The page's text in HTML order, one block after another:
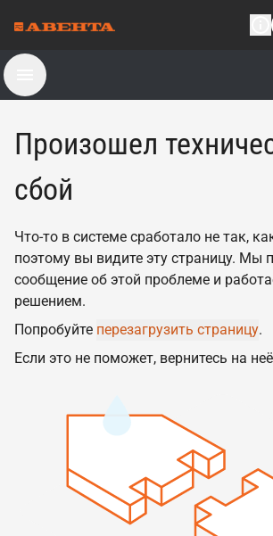
Произошел
сбой
Что-то в системе сработало не так,
поэтому вы видите эту страницу. Мы
сообщение об этой проблеме и
решением.
Попробуйте перезагрузить страницу.
Если это не поможет, вернитесь на